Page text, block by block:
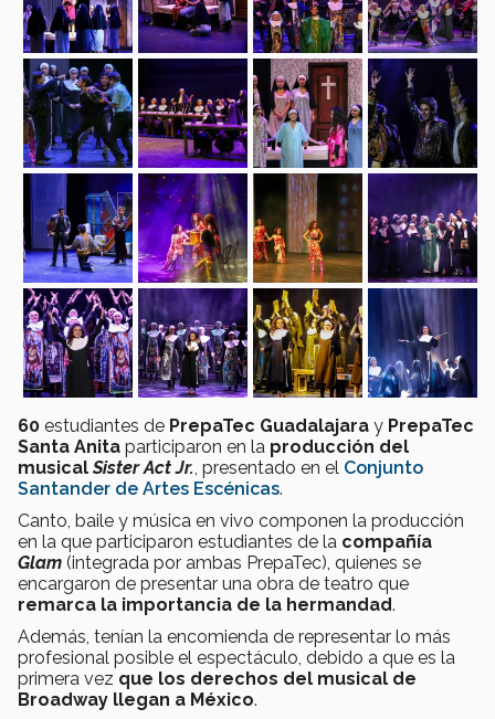
60 estudiantes de PrepaTec Guadalajara y PrepaTec
Santa Anita participaron en la producción del
musicalSister Act Jr. , presentado en el Conjunto
Santander de Artes Escénicas.
Canto, baile y música en vivo componen la producción
en la que participaron estudiantes de la compañía
Glam (integrada por ambas PrepaTec), quienes se
encargaron de presentar una obra de teatro que
remarca la importancia de la hermandad.
Además, tenían la encomienda de representar lo más
profesional posible el espectáculo, debido a que es la
primera vez que los derechos del musical de
Broadway llegan a México.